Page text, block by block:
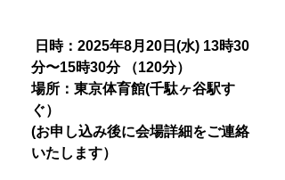
日時：2025年8月20日(水) 13時30
分〜15時30分 （120分）
場所：東京体育館(千駄ヶ谷駅す
ぐ）
(お申し込み後に会場詳細をご連絡
いたします）